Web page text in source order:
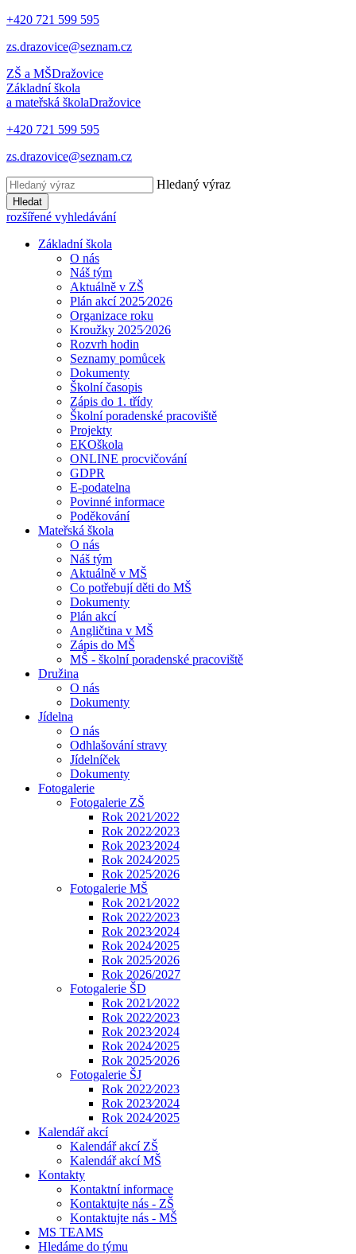
+420 721 599 595
zs.drazovice@seznam.cz
ZŠ a MŠDražovice
Základní škola
a mateřská školaDražovice
+420 721 599 595
zs.drazovice@seznam.cz
Hledaný výraz
Hledat
rozšířené vyhledávání
Základní škola
O nás
Náš tým
Aktuálně v ZŠ
Plán akcí 2025⁄2026
Organizace roku
Kroužky 2025⁄2026
Rozvrh hodin
Seznamy pomůcek
Dokumenty
Školní časopis
Zápis do 1. třídy
Školní poradenské pracoviště
Projekty
EKOškola
ONLINE procvičování
GDPR
E-podatelna
Povinné informace
Poděkování
Mateřská škola
O nás
Náš tým
Aktuálně v MŠ
Co potřebují děti do MŠ
Dokumenty
Plán akcí
Angličtina v MŠ
Zápis do MŠ
MŠ - školní poradenské pracoviště
Družina
O nás
Dokumenty
Jídelna
O nás
Odhlašování stravy
Jídelníček
Dokumenty
Fotogalerie
Fotogalerie ZŠ
Rok 2021⁄2022
Rok 2022⁄2023
Rok 2023⁄2024
Rok 2024⁄2025
Rok 2025⁄2026
Fotogalerie MŠ
Rok 2021⁄2022
Rok 2022⁄2023
Rok 2023⁄2024
Rok 2024⁄2025
Rok 2025⁄2026
Rok 2026/2027
Fotogalerie ŠD
Rok 2021⁄2022
Rok 2022⁄2023
Rok 2023⁄2024
Rok 2024⁄2025
Rok 2025⁄2026
Fotogalerie ŠJ
Rok 2022⁄2023
Rok 2023⁄2024
Rok 2024⁄2025
Kalendář akcí
Kalendář akcí ZŠ
Kalendář akcí MŠ
Kontakty
Kontaktní informace
Kontaktujte nás - ZŠ
Kontaktujte nás - MŠ
MS TEAMS
Hledáme do týmu